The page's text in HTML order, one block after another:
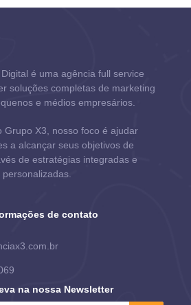
é uma agência full service
soluções completas de marketing
e médios empresários.
Grupo X3, nosso foco é ajudar
a alcançar seus objetivos de
de estratégias integradas e
personalizadas.
de contato
na nossa Newsletter